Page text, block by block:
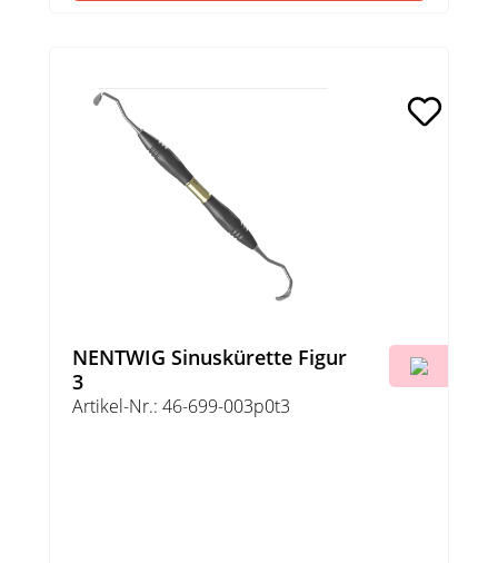
NENTWIG Sinuskürette Figur
3
Artikel-Nr.: 46-699-003p0t3